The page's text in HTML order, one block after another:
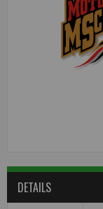
DETAILS